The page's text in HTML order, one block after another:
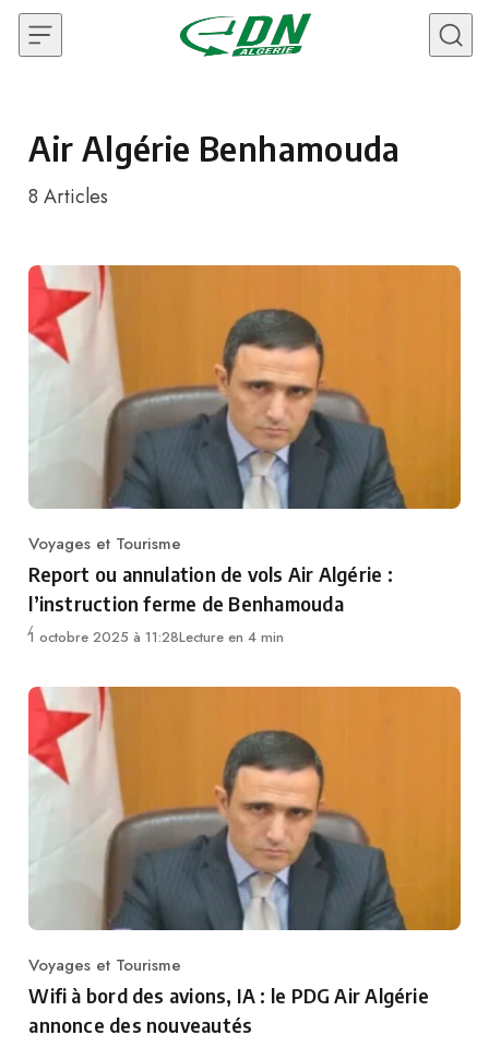
Skip to content
Air Algérie Benhamouda
8 Articles
Category
Voyages et Tourisme
Report ou annulation de vols Air Algérie :
l’instruction ferme de Benhamouda
1 octobre 2025 à 11:28Lecture en 4 min
Category
Voyages et Tourisme
Wifi à bord des avions, IA : le PDG Air Algérie
annonce des nouveautés